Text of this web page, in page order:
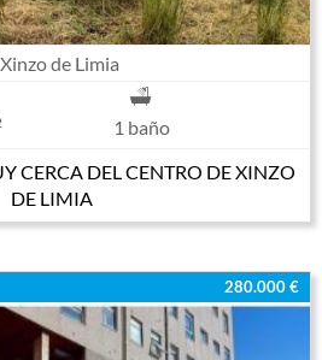
Xinzo de Limia
1 baño
CERCA DEL CENTRO DE XINZO
DE LIMIA
280.000 €